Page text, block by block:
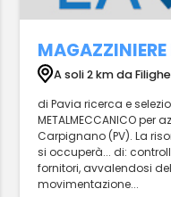
A soli 2 km da
di Pavia ricerca e
METALMECCANICO
Carpignano (PV). La
si occuperà... di:
fornitori, avvalendosi
movimentazione...